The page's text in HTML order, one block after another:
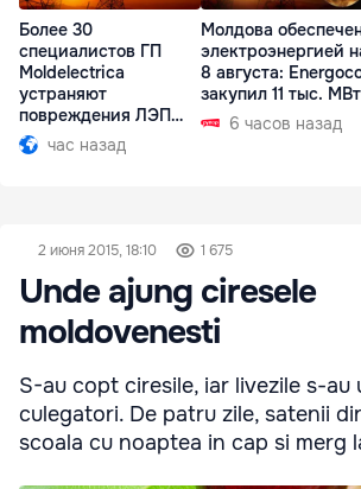
Более 30
специалистов ГП
Moldelectrica
устраняют
повреждения ЛЭП
Бельцы-Днестровск
час назад
Молдова
электроэнергией
8 августа:
закупил 11 тыс.
6 часов назад
2 июня 2015, 18:10 1 675
Unde ajung ciresele
moldovenesti
S-au copt ciresile, iar livezile s-au
culegatori. De patru zile, satenii
scoala cu noaptea in cap si merg